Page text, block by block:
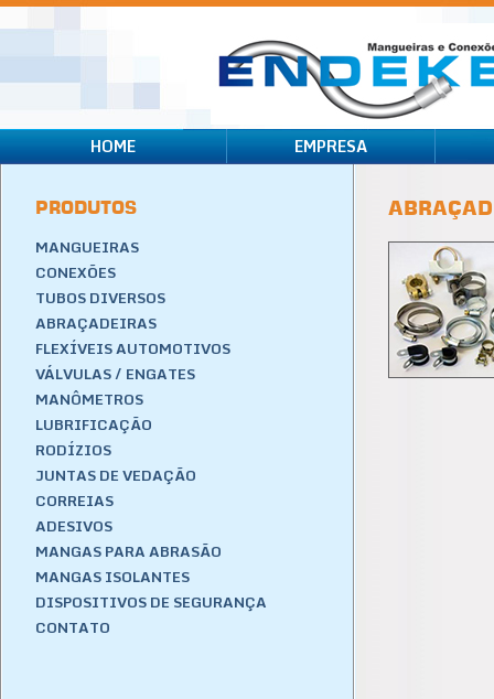
HOME EMPRESA
PRODUTOS
MANGUEIRAS
CONEXÕES
TUBOS DIVERSOS
ABRAÇADEIRAS
FLEXÍVEIS AUTOMOTIVOS
VÁLVULAS / ENGATES
MANÔMETROS
LUBRIFICAÇÃO
RODÍZIOS
JUNTAS DE VEDAÇÃO
CORREIAS
ADESIVOS
MANGAS PARA ABRASÃO
MANGAS ISOLANTES
DISPOSITIVOS DE SEGURANÇA
CONTATO